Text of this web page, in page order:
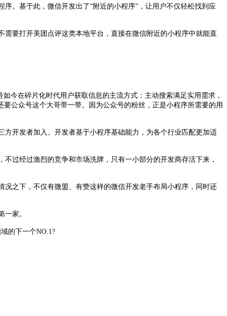
。基于此，微信开发出了“附近的小程序”，让用户不仅轻松找到应
要打开美团点评这类本地平台，直接在微信附近的小程序中就能直
今在碎片化时代用户获取信息的主流方式：主动搜索满足实用需求，
公众号这个大哥带一带。因为公众号的粉丝，正是小程序所需要的用
开发者加入。开发者基于小程序基础能力，为各个行业匹配更加适
过经过激烈的竞争和市场洗牌，只有一小部分的开发商存活下来，
之下，不仅有微盟、有赞这样的微信开发老手布局小程序，同时还
家。
的下一个NO.1?